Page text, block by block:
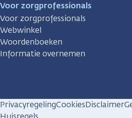
Voor zorgprofessionals
Voor zorgprofessionals
Webwinkel
Woordenboeken
Informatie overnemen
PrivacyregelingCookiesDisclaimer